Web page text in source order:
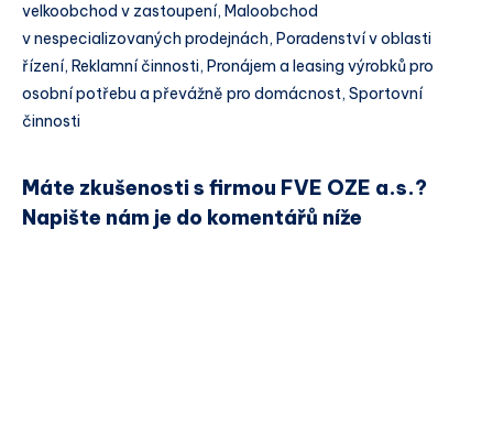
velkoobchod v zastoupení, Maloobchod
v nespecializovaných prodejnách, Poradenství v oblasti
řízení, Reklamní činnosti, Pronájem a leasing výrobků pro
osobní potřebu a převážně pro domácnost, Sportovní
činnosti
Máte zkušenosti s firmou FVE OZE a.s.?
Napište nám je do komentářů níže